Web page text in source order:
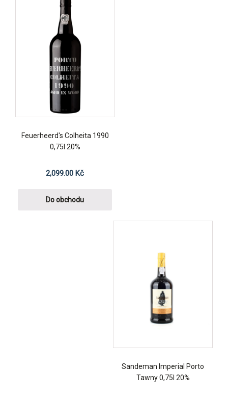
Feuerheerd's Colheita 1990
0,75l 20%
2,099.00 Kč
Do obchodu
Sandeman Imperial Porto
Tawny 0,75l 20%